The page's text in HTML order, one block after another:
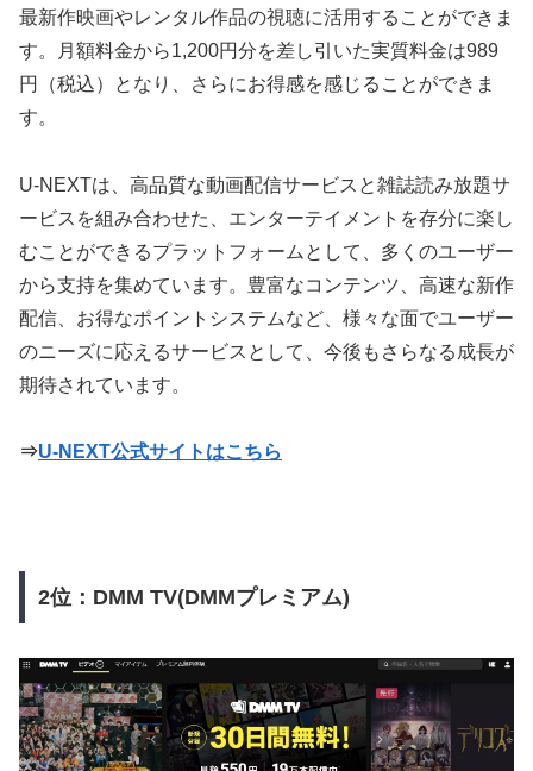
最新作映画やレンタル作品の視聴に活用することができま
す。月額料金から1,200円分を差し引いた実質料金は989
円（税込）となり、さらにお得感を感じることができま
す。
U-NEXTは、高品質な動画配信サービスと雑誌読み放題サ
ービスを組み合わせた、エンターテイメントを存分に楽し
むことができるプラットフォームとして、多くのユーザー
から支持を集めています。豊富なコンテンツ、高速な新作
配信、お得なポイントシステムなど、様々な面でユーザー
のニーズに応えるサービスとして、今後もさらなる成長が
期待されています。
⇒U-NEXT公式サイトはこちら
2位：DMM TV(DMMプレミアム)